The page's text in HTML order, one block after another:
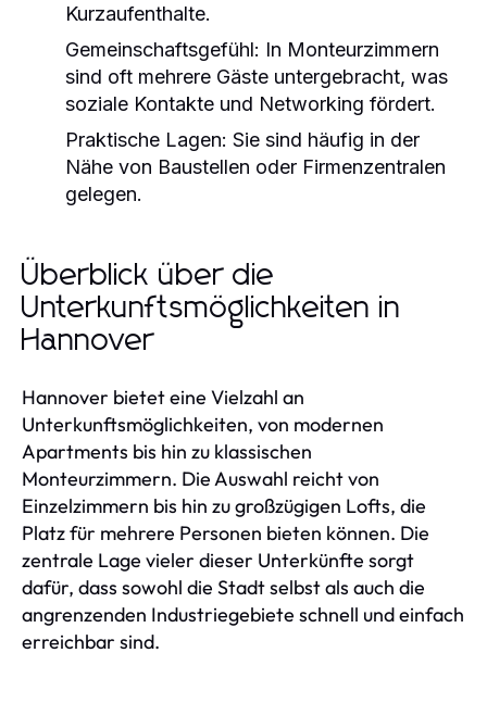
Kurzaufenthalte.
Gemeinschaftsgefühl: In Monteurzimmern
sind oft mehrere Gäste untergebracht, was
soziale Kontakte und Networking fördert.
Praktische Lagen: Sie sind häufig in der
Nähe von Baustellen oder Firmenzentralen
gelegen.
Überblick über die
Unterkunftsmöglichkeiten in
Hannover
Hannover bietet eine Vielzahl an
Unterkunftsmöglichkeiten, von modernen
Apartments bis hin zu klassischen
Monteurzimmern. Die Auswahl reicht von
Einzelzimmern bis hin zu großzügigen Lofts, die
Platz für mehrere Personen bieten können. Die
zentrale Lage vieler dieser Unterkünfte sorgt
dafür, dass sowohl die Stadt selbst als auch die
angrenzenden Industriegebiete schnell und einfach
erreichbar sind.